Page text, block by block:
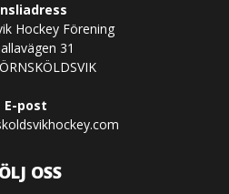
Hockey Förening
31
E-post
OSS